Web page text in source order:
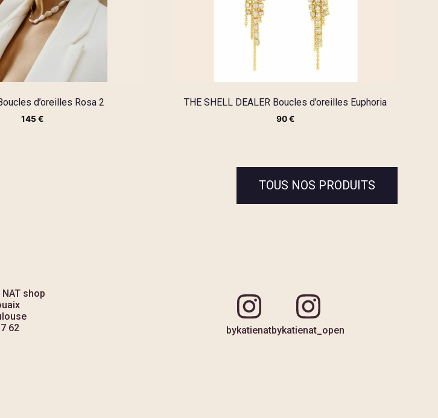
d’oreilles Rosa 2
145€
THE SHELL DEALER Boucles d’oreilles Euphoria
90€
TOUS NOS PRODUITS
NAT shop
62
bykatienatbykatienat_open